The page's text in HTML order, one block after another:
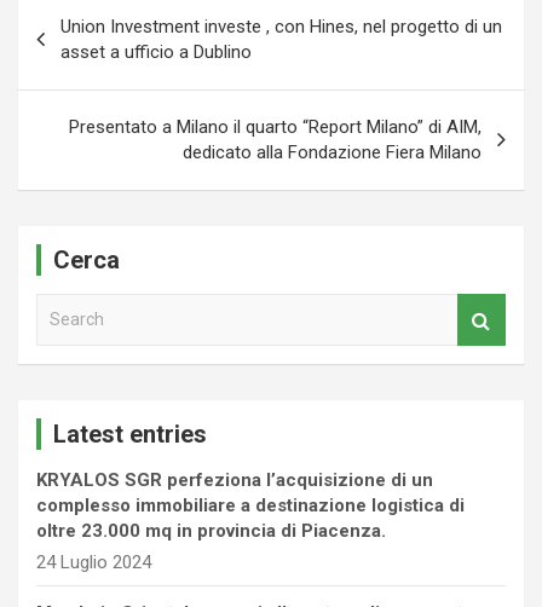
articoli
Union Investment investe , con Hines, nel progetto di un
asset a ufficio a Dublino
Presentato a Milano il quarto “Report Milano” di AIM,
dedicato alla Fondazione Fiera Milano
Cerca
Latest entries
KRYALOS SGR perfeziona l’acquisizione di un
complesso immobiliare a destinazione logistica di
oltre 23.000 mq in provincia di Piacenza.
24 Luglio 2024